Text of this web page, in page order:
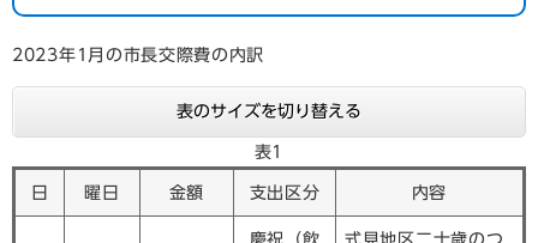
2023年1月の市長交際費の内訳
表のサイズを切り替える
表1
日 曜日 金額 支出区分 内容
慶祝（飲
式見地区二十歳のつ